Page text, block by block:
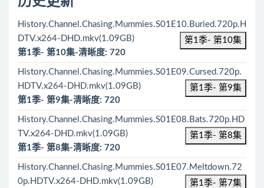
History.Channel.Chasing.Mummies.S01E10.Buried.720p.H
DTV.x264-DHD.mkv(1.09GB)
第1季- 第10集
第1季- 第10集-清晰度: 720
History.Channel.Chasing.Mummies.S01E09.Cursed.720p.
HDTV.x264-DHD.mkv(1.09GB)
第1季- 第9集
第1季- 第9集-清晰度: 720
History.Channel.Chasing.Mummies.S01E08.Bats.720p.HD
TV.x264-DHD.mkv(1.09GB)
第1季- 第8集
第1季- 第8集-清晰度: 720
History.Channel.Chasing.Mummies.S01E07.Meltdown.72
0p.HDTV.x264-DHD.mkv(1.09GB)
第1季- 第7集